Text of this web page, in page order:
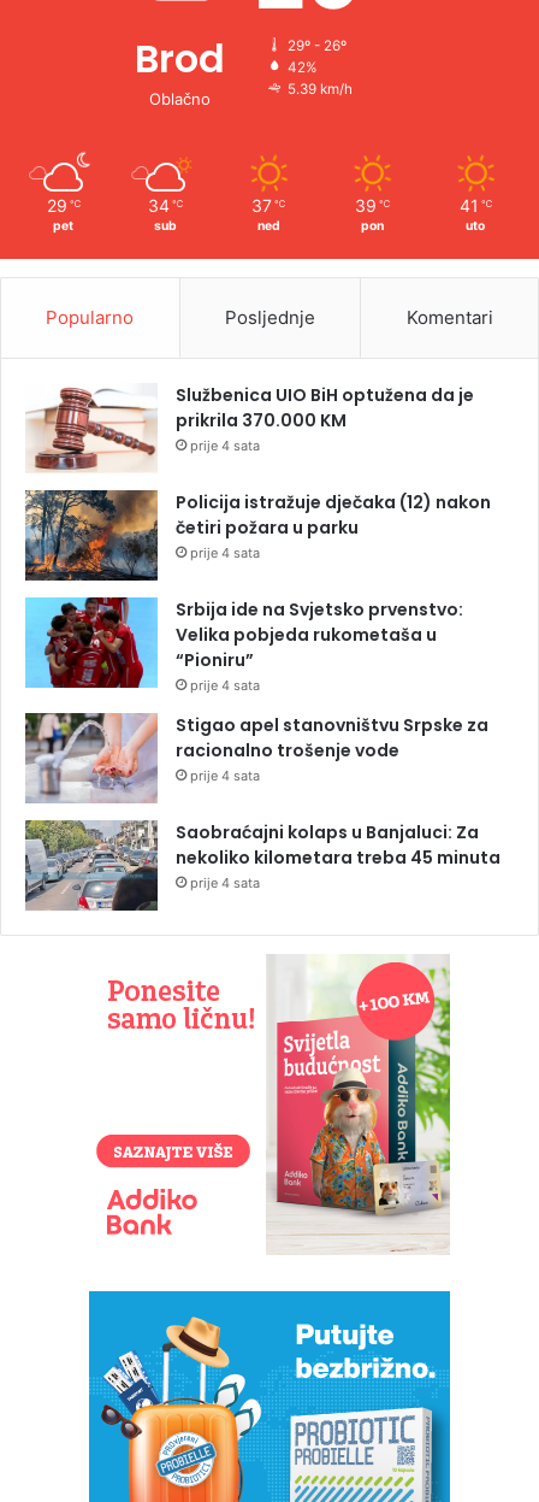
Brod
Oblačno
29º - 26º
42%
5.39 km/h
29 ℃
pet
34 ℃
sub
37 ℃
ned
39 ℃
pon
41 ℃
uto
Popularno Posljednje Komentari
Službenica UIO BiH optužena da je
prikrila 370.000 KM
prije 4 sata
Policija istražuje dječaka (12) nakon
četiri požara u parku
prije 4 sata
Srbija ide na Svjetsko prvenstvo:
Velika pobjeda rukometaša u
“Pioniru”
prije 4 sata
Stigao apel stanovništvu Srpske za
racionalno trošenje vode
prije 4 sata
Saobraćajni kolaps u Banjaluci: Za
nekoliko kilometara treba 45 minuta
prije 4 sata